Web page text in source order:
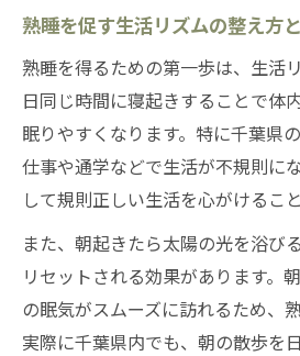
ト
千葉県内で熟睡をサポー
徴
千葉県で熟睡に役立つ
千葉県で熟睡するには病
朝まで熟睡できる快適な環
熟睡を叶える理想的な
熟睡につながる温度・
熟睡を促す生活リズムの整え方
熟睡を得るための第一歩は、生活
日同じ時間に寝起きすることで体
眠りやすくなります。特に千葉県
仕事や通学などで生活が不規則に
して規則正しい生活を心がけるこ
また、朝起きたら太陽の光を浴び
リセットされる効果があります。
の眠気がスムーズに訪れるため、
実際に千葉県内でも、朝の散歩を